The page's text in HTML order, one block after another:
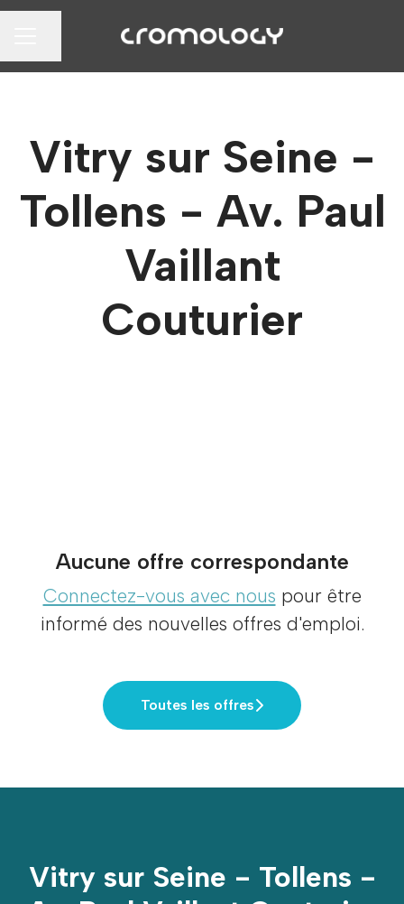
Partager la page
Vitry sur Seine -
Tollens - Av. Paul
Vaillant
Couturier
Aucune offre correspondante
Connectez-vous avec nous pour être
informé des nouvelles offres d'emploi.
Toutes les offres
Vitry sur Seine - Tollens -